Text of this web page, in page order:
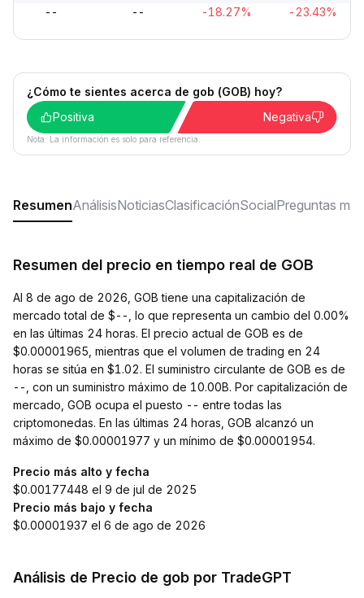
-- -- -18.27% -23.43%
¿Cómo te sientes acerca de gob (GOB) hoy?
Positiva
Negativa
Nota: La información es solo para referencia.
ResumenAnálisisNoticiasClasificaciónSocialPreguntas
Resumen del precio en tiempo real de GOB
Al 8 de ago de 2026, GOB tiene una capitalización de
mercado total de $--, lo que representa un cambio del 0.00%
en las últimas 24 horas. El precio actual de GOB es de
$0.00001965, mientras que el volumen de trading en 24
horas se sitúa en $1.02. El suministro circulante de GOB es de
--, con un suministro máximo de 10.00B. Por capitalización de
mercado, GOB ocupa el puesto -- entre todas las
criptomonedas. En las últimas 24 horas, GOB alcanzó un
máximo de $0.00001977 y un mínimo de $0.00001954.
Precio más alto y fecha
$0.00177448 el 9 de jul de 2025
Precio más bajo y fecha
$0.00001937 el 6 de ago de 2026
Análisis de Precio de gob por TradeGPT